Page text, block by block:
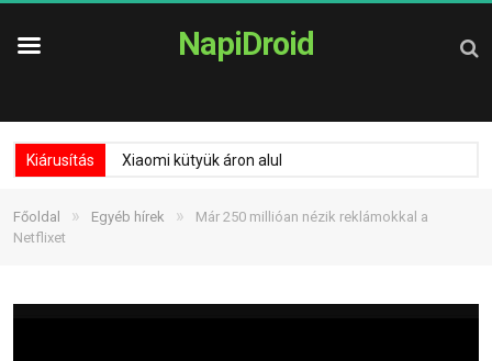
NapiDroid
Kiárusítás Xiaomi kütyük áron alul
Főoldal » Egyéb hírek »
Már 250 millióan nézik reklámokkal a
Netflixet